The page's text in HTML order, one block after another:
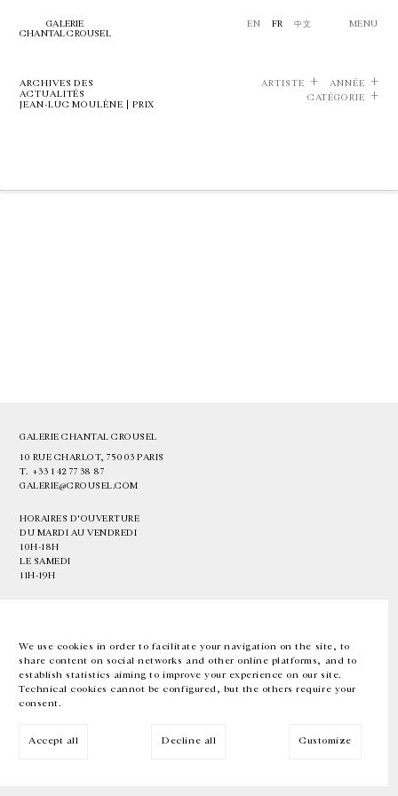
We use cookies in order to facilitate your navigation on the site, to
share content on social networks and other online platforms, and to
establish statistics aiming to improve your experience on our site.
Technical cookies cannot be configured, but the others require your
consent.
Accept all Decline all Customize
GALERIE
CHANTAL CROUSEL
EN FR 中文 MENU
ARCHIVES DES
ACTUALITÉS
JEAN-LUC MOULÈNE | PRIX
ARTISTE
ANNÉE
CATÉGORIE
GALERIE CHANTAL CROUSEL
10 RUE CHARLOT, 75003 PARIS
T. +33 1 42 77 38 87
GALERIE@CROUSEL.COM
HORAIRES D'OUVERTURE
DU MARDI AU VENDREDI
10H-18H
LE SAMEDI
11H-19H
EN FR 中文 Facebook Instagram
Inscrivez-vous à notre newsletter